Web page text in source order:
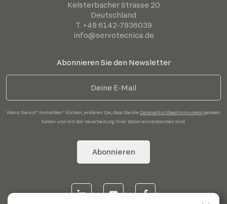
Kelsterbacher Strasse 20
Deutschland
T. +49 6142-7936039
info@servotecnica.de
Abonnieren Sie den Newsletter
Wenn Sie auf "Anmelden" klicken, erklären Sie, dass Sie die Datenschutzbestimmungen gelesen
haben und mit der Verarbeitung Ihrer Daten einverstanden sind.
Abonnieren